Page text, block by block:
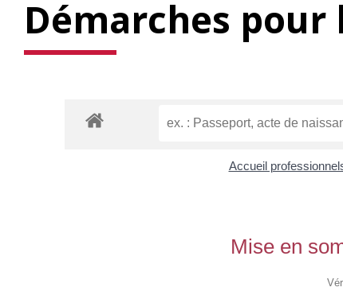
Démarches
Accueil
Mise en